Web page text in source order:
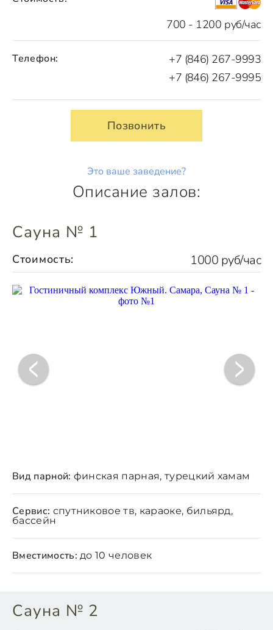
700 - 1200 руб/час
Телефон:
+7 (846) 267-9993
+7 (846) 267-9995
Позвонить
Это ваше заведение?
Описание залов:
Сауна № 1
Стоимость: 1000 руб/час
Вид парной: финская парная, турецкий хамам
Сервис: спутниковое тв, караоке, бильярд,
бассейн
Вместимость: до 10 человек
Сауна № 2